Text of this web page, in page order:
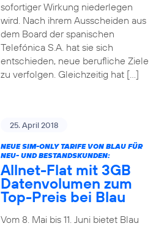
sofortiger Wirkung niederlegen
wird. Nach ihrem Ausscheiden aus
dem Board der spanischen
Telefónica S.A. hat sie sich
entschieden, neue berufliche Ziele
zu verfolgen. Gleichzeitig hat […]
25. April 2018
NEUE SIM-ONLY TARIFE VON BLAU FÜR
NEU- UND BESTANDSKUNDEN:
Allnet-Flat mit 3GB
Datenvolumen zum
Top-Preis bei Blau
Vom 8. Mai bis 11. Juni bietet Blau